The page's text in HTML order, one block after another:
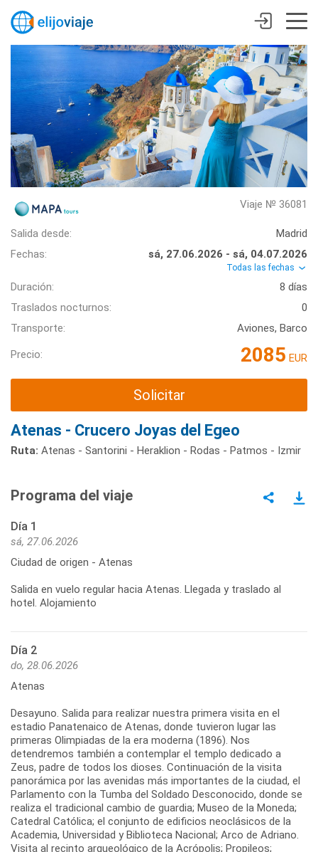
Viaje № 36081
Salida desde:
Madrid
Fechas:
sá, 27.06.2026 - sá, 04.07.2026
Todas las fechas
Duración:
8 días
Traslados nocturnos:
0
Transporte:
Aviones, Barco
Precio: 2085 EUR
Solicitar
Atenas - Crucero Joyas del Egeo
Ruta: Atenas - Santorini - Heraklion - Rodas - Patmos - Izmir
Programa del viaje
Día 1
sá, 27.06.2026
Ciudad de origen - Atenas
Salida en vuelo regular hacia Atenas. Llegada y traslado al
Día 2
do, 28.06.2026
Atenas
Desayuno. Salida para realizar nuestra primera visita en el
estadio Panatenaico de Atenas, donde tuvieron lugar las
primeras Olimpiadas de la era moderna (1896). Nos
detendremos también a contemplar el templo dedicado a
Zeus, padre de todos los dioses. Continuación de la visita
panorámica por las avenidas más importantes de la ciudad, el
Parlamento con la Tumba del Soldado Desconocido, donde se
realiza el tradicional cambio de guardia; Museo de la Moneda;
Catedral Católica; el conjunto de edificios neoclásicos de la
Academia, Universidad y Biblioteca Nacional; Arco de Adriano.
Visita al recinto arqueológico de la Acrópolis; Propileos;